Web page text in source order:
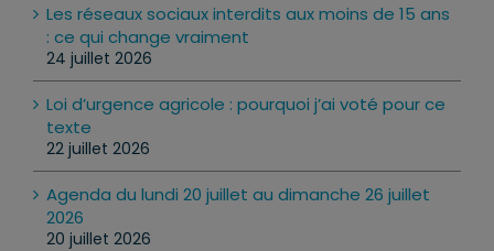
Les réseaux sociaux interdits aux moins de 15 ans
: ce qui change vraiment
24 juillet 2026
Loi d’urgence agricole : pourquoi j’ai voté pour ce
texte
22 juillet 2026
Agenda du lundi 20 juillet au dimanche 26 juillet
2026
20 juillet 2026